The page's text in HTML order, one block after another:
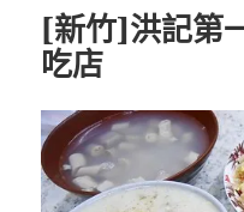
[新竹]洪記第
吃店